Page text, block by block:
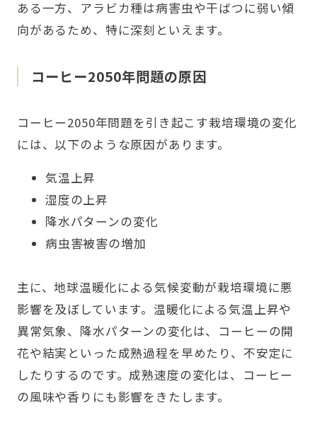
ある一方、アラビカ種は病害虫や干ばつに弱い傾
向があるため、特に深刻といえます。
コーヒー2050年問題の原因
コーヒー2050年問題を引き起こす栽培環境の変化
には、以下のような原因があります。
気温上昇
湿度の上昇
降水パターンの変化
病虫害被害の増加
主に、地球温暖化による気候変動が栽培環境に悪
影響を及ぼしています。温暖化による気温上昇や
異常気象、降水パターンの変化は、コーヒーの開
花や結実といった成熟過程を早めたり、不安定に
したりするのです。成熟速度の変化は、コーヒー
の風味や香りにも影響をきたします。